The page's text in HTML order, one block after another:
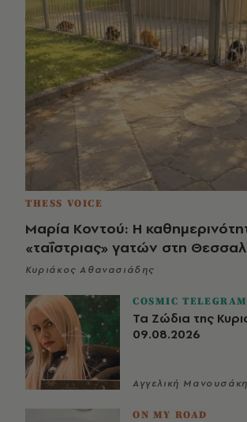
THESS VOICE
Μαρία Κοντού: Η
«ταΐστριας» γατών στη
Κυριάκος Αθανασιάδης
COSMIC TELEGRAM
Τα Ζώδια της
09.08.2026
Αγγελική Μανουσάκη
ON MY ROAD